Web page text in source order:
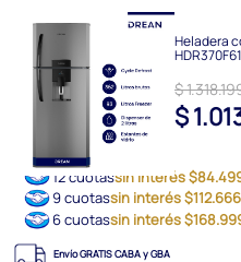
Heladera
$
$
12 cuotassin interés
9 cuotassin interés
6 cuotassin interés
Envío GRATIS CABA y GBA